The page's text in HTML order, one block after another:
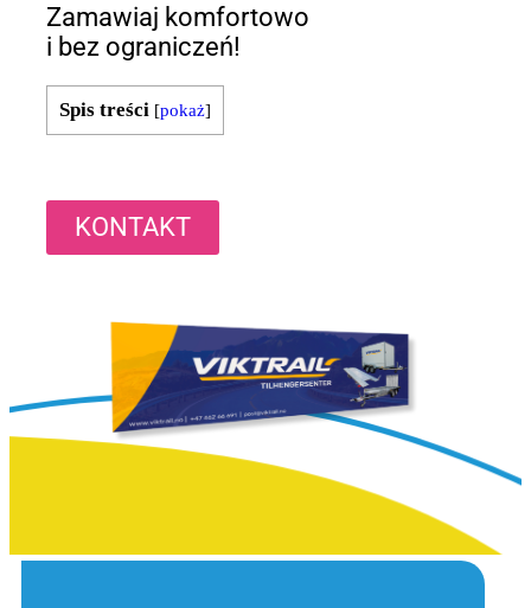
Zamawiaj komfortowo
i bez ograniczeń!
Spis treści [pokaż]
KONTAKT